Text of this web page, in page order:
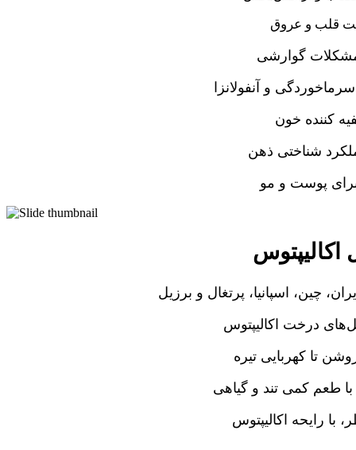
قلب و عروق
مشکلات گوارشی
و آنفولانزا
کننده خون
شناختی ذهن
پوست و مو
چین، اسپانیا، پرتغال و برزیل
درخت اکالیپتوس
تا کهربایی تیره
طعم کمی تند و گیاهی
با رایحه اکالیپتوس